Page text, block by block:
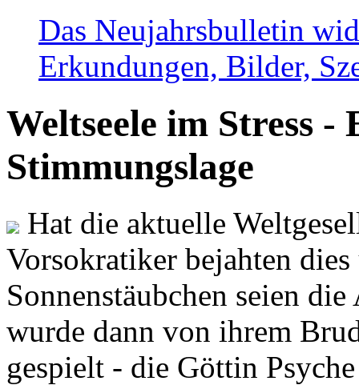
Das Neujahrsbulletin
Erkundungen, Bilder,
Weltseele im Stress -
Stimmungslage
Hat die aktuelle
Vorsokratiker bejahten
Sonnenstäubchen seien
wurde dann von ihrem
gespielt - die Göttin